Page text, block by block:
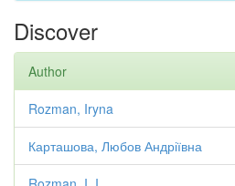
Discover
Author
Rozman, Iryna
Карташова, Любов Андріївна